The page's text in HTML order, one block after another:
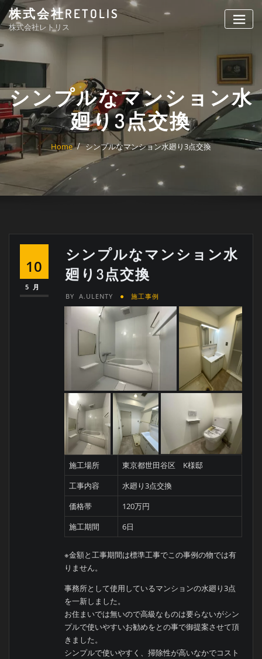
Skip
to
content
株式会社RETOLIS
株式会社レトリス
シンプルなマンション水
廻り3点交換
Home シンプルなマンション水廻り3点交換
10
5月
シンプルなマンション水
廻り3点交換
BY A.ULENTY 施工事例
施工場所
東京都世田谷区 K様邸
工事内容
水廻り3点交換
価格帯
120万円
施工期間
6日
※金額と工事期間は標準工事でこの事例の物では有
りません。
事務所として使用しているマンションの水廻り3点
を一新しました。
お住まいでは無いので高級なものは要らないがシン
プルで使いやすいお勧めをとの事で御提案させて頂
きました。
シンプルで使いやすく、掃除性が高いなかでコスト